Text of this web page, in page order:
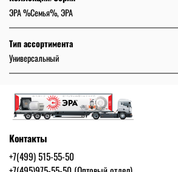
ЭРА %Семья%, ЭРА
Тип ассортимента
Универсальный
Контакты
+7(499) 515-55-50